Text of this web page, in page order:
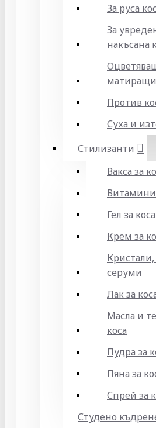
За руса
За
накъсана
матиращи
Против
Суха и
Стилизанти
Вакса за
Витамини
Гел за коса
Крем за
серуми
Лак за
Масла и
коса
Пудра за
Пяна за
Спрей за
Студено